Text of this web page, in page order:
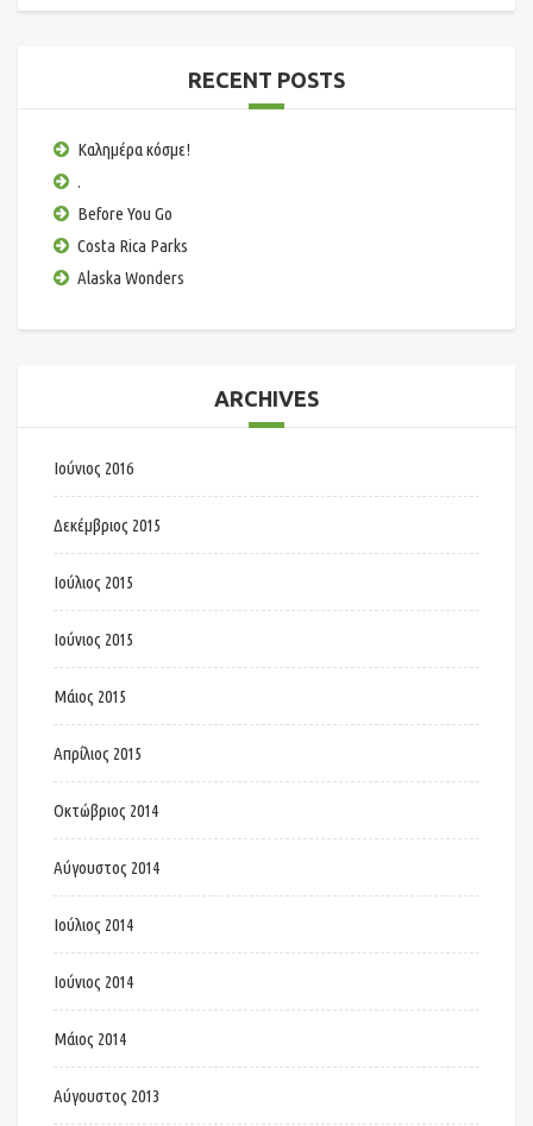
RECENT POSTS
Καλημέρα κόσμε!
.
Before You Go
Costa Rica Parks
Alaska Wonders
ARCHIVES
Ιούνιος 2016
Δεκέμβριος 2015
Ιούλιος 2015
Ιούνιος 2015
Μάιος 2015
Απρίλιος 2015
Οκτώβριος 2014
Αύγουστος 2014
Ιούλιος 2014
Ιούνιος 2014
Μάιος 2014
Αύγουστος 2013